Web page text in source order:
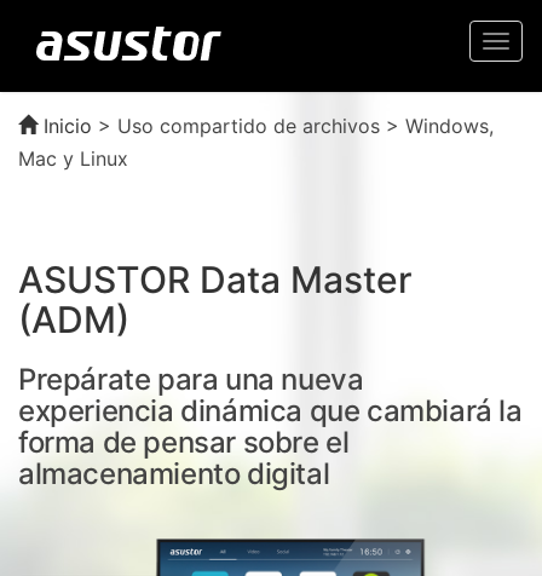
Inicio > Uso compartido de archivos > Windows,
Mac y Linux
ASUSTOR Data Master
(ADM)
Prepárate para una nueva
experiencia dinámica que cambiará la
forma de pensar sobre el
almacenamiento digital